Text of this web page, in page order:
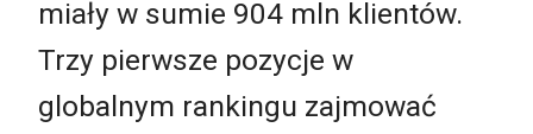
miały w sumie 904 mln klientów.
Trzy pierwsze pozycje w
globalnym rankingu zajmować